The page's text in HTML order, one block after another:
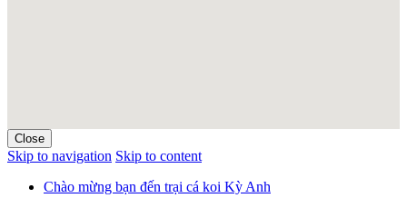
Close
Skip to navigation Skip to content
Chào mừng bạn đến trại cá koi Kỳ Anh